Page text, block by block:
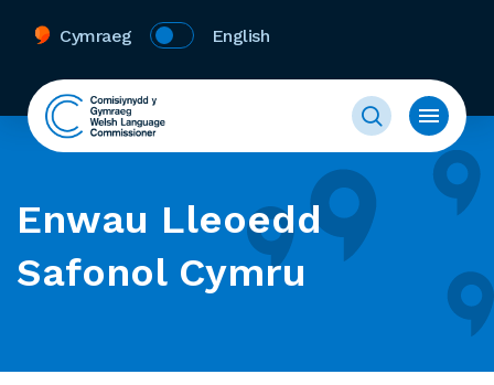
Cymraeg English
Enwau Lleoedd
Safonol Cymru